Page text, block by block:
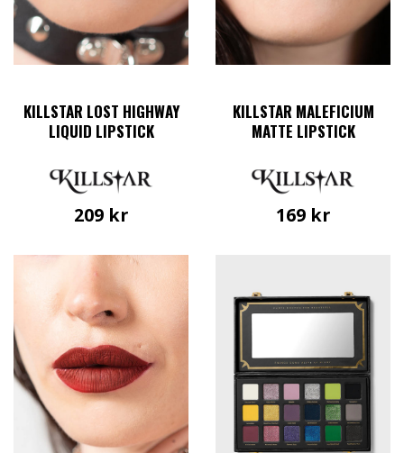
på
produktsidan
KILLSTAR LOST HIGHWAY
LIQUID LIPSTICK
209 kr
KILLSTAR MALEFICIUM
MATTE LIPSTICK
169 kr